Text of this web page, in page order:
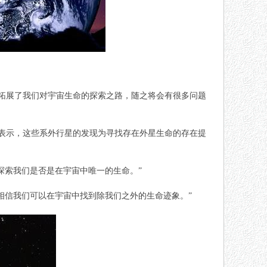
展了我们对宇宙生命的探索之路，随之将会有很多问题
示，这些系外行星的发现为寻找存在外星生命的存在提
我们是否是在宇宙中唯一的生命。”
我们可以在宇宙中找到除我们之外的生命迹象。”